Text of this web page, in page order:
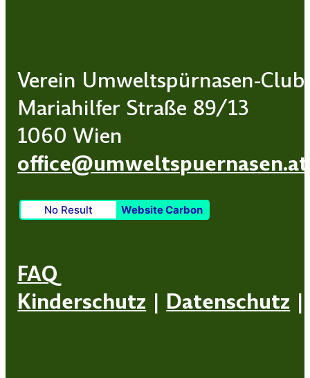
Verein Umweltspürnasen-Club
Mariahilfer Straße 89/13
1060 Wien
office@umweltspuernasen.at
No Result Website Carbon
FAQ
Kinderschutz | Datenschutz |